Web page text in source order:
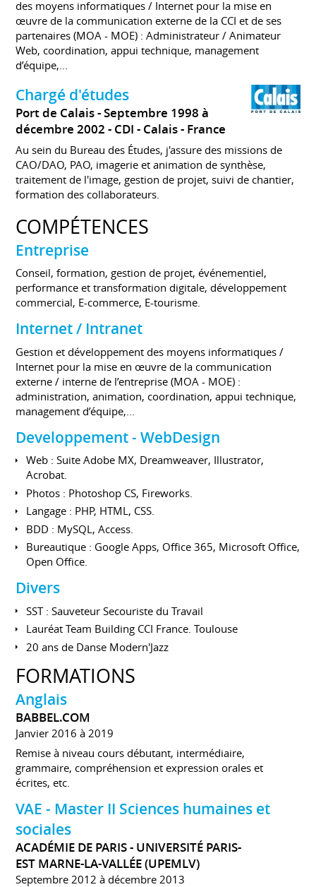
des moyens informatiques / Internet pour la mise en
œuvre de la communication externe de la CCI et de ses
partenaires (MOA - MOE) : Administrateur / Animateur
Web, coordination, appui technique, management
d’équipe,...
Chargé d'études
Port de Calais
Septembre 1998 à
décembre 2002 CDI Calais France
Au sein du Bureau des Études, j'assure des missions de
CAO/DAO, PAO, imagerie et animation de synthèse,
traitement de l'image, gestion de projet, suivi de chantier,
formation des collaborateurs.
COMPÉTENCES
Entreprise
Conseil, formation, gestion de projet, événementiel,
performance et transformation digitale, développement
commercial, E-commerce, E-tourisme.
Internet / Intranet
Gestion et développement des moyens informatiques /
Internet pour la mise en œuvre de la communication
externe / interne de l’entreprise (MOA - MOE) :
administration, animation, coordination, appui technique,
management d’équipe,...
Developpement - WebDesign
Web : Suite Adobe MX, Dreamweaver, Illustrator,
Acrobat.
Photos : Photoshop CS, Fireworks.
Langage : PHP, HTML, CSS.
BDD : MySQL, Access.
Bureautique : Google Apps, Office 365, Microsoft Office,
Open Office.
Divers
SST : Sauveteur Secouriste du Travail
Lauréat Team Building CCI France. Toulouse
20 ans de Danse Modern'Jazz
FORMATIONS
Anglais
BABBEL.COM
Janvier 2016 à 2019
Remise à niveau cours débutant, intermédiaire,
grammaire, compréhension et expression orales et
écrites, etc.
VAE - Master II Sciences humaines et
sociales
ACADÉMIE DE PARIS - UNIVERSITÉ PARIS-
EST MARNE-LA-VALLÉE (UPEMLV)
Septembre 2012 à décembre 2013